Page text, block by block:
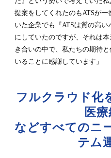
提案をしてくれたのもATSが
いた企業でも『ATSは質の高
にしていたのですが、それは
き合いの中で、私たちの期待
いることに感謝しています」
フルクラウド化
医
などすべてのニ
テム